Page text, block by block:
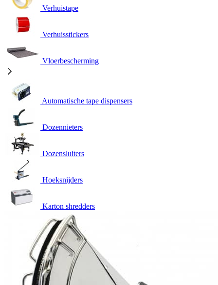
Verhuistape
Verhuisstickers
Vloerbescherming
Automatische tape dispensers
Dozennieters
Dozensluiters
Hoeksnijders
Karton shredders